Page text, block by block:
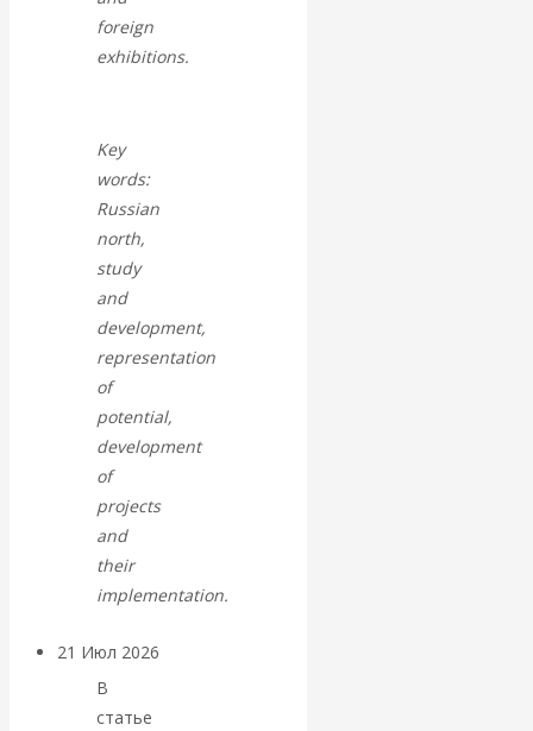
Валентин
КАтасонов.
денежной
системы России.
Комментарий к
последним
данным
Центробанка о
наличной
денежной массе
21 Июл 2026
интервью и беседы
foreign
exhibitions.
Key
words:
Russian
north,
study
and
development,
representation
of
potential,
development
of
projects
and
their
implementation.
В
статье